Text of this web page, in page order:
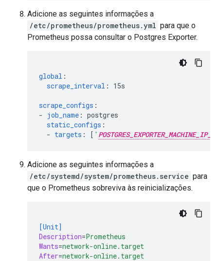
Adicione as seguintes informações a
/etc/prometheus/prometheus.yml para que o
Prometheus possa consultar o Postgres Exporter.
global :
scrape_interval : 15s
scrape_configs :
-
job_name : postgres
static_configs :
- targets : [ '
Adicione as seguintes informações a
/etc/systemd/system/prometheus.service para
que o Prometheus sobreviva às reinicializações.
[Unit]
Description=Prometheus
Wants=network-online.target
After=network-online.target